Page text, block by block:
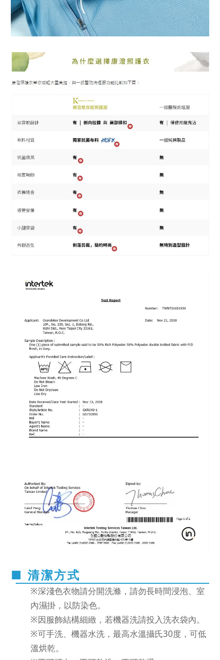
■ 清潔方式
※深淺色衣物請分開洗滌，請勿長時間浸泡、室
內濕掛，以防染色。
※因服飾結構細緻，若機器洗請投入洗衣袋內。
※可手洗、機器水洗，最高水溫攝氏30度，可低
溫烘乾。